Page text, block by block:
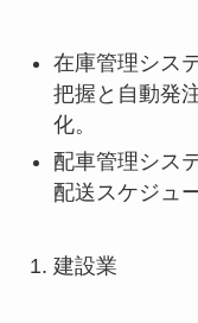
在庫管理シス
把握と自動発
化。
配車管理シス
配送スケジュ
建設業